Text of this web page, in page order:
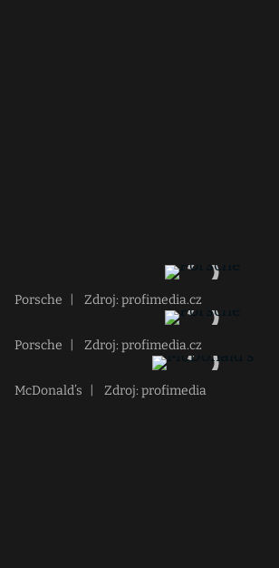
Porsche Zdroj: profimedia.cz
Porsche Zdroj: profimedia.cz
McDonald’s Zdroj: profimedia